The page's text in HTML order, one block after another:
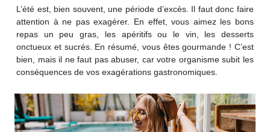
L’été est, bien souvent, une période d’excès. Il faut donc faire
attention à ne pas exagérer. En effet, vous aimez les bons
repas un peu gras, les apéritifs ou le vin, les desserts
onctueux et sucrés. En résumé, vous êtes gourmande ! C’est
bien, mais il ne faut pas abuser, car votre organisme subit les
conséquences de vos exagérations gastronomiques.